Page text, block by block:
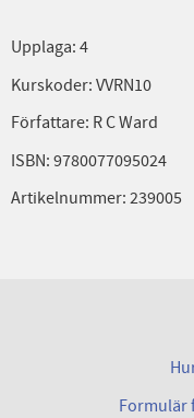
Upplaga: 4
Kurskoder: VVRN10
Författare: R C Ward
ISBN: 9780077095024
Artikelnummer: 239005
Formulär